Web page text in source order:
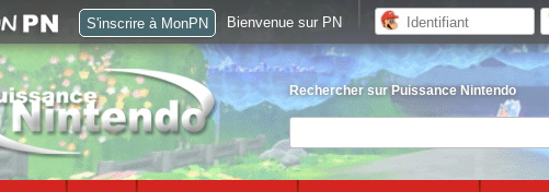
Rechercher sur Puissance Nintendo
S'inscrire à MonPN Bienvenue sur PN